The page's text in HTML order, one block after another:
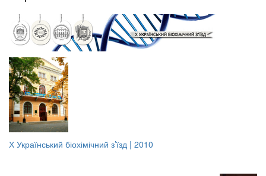
Х Український біохімічний з’їзд | 2010